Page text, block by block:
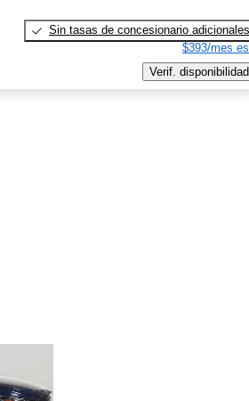
Sin tasas de concesionario adicionales
$393/mes
Verif. disponibilidad